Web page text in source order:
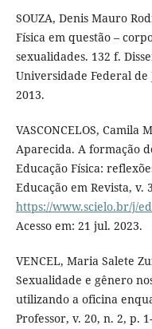
SOUZA, Denis Mauro
Física em questão –
sexualidades. 132 f.
Universidade Federal de
2013.
VASCONCELOS, Camila
Aparecida. A formação
Educação Física:
Educação em Revista, v.
https://www.scielo.br/j/
Acesso em: 21 jul. 2023.
VENCEL, Maria Salete
Sexualidade e gênero
utilizando a oficina
Professor, v. 20, n. 2, p.